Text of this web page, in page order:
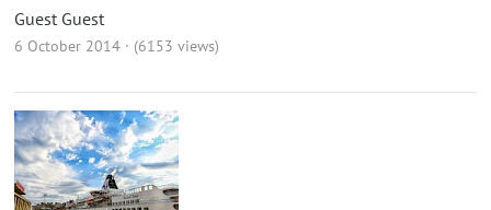
Guest Guest
6 October 2014 · (6153 views)